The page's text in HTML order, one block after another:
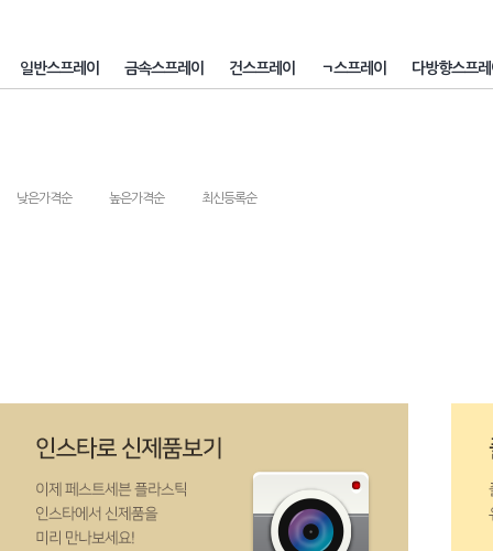
일반스프레이 금속스프레이 건스프레이 ㄱ스프레이 다방향스프레
낮은가격순 높은가격순 최신등록순